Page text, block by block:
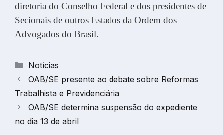
diretoria do Conselho Federal e dos presidentes de
Secionais de outros Estados da Ordem dos
Advogados do Brasil.
Categorias
Notícias
OAB/SE presente ao debate sobre Reformas
Trabalhista e Previdenciária
OAB/SE determina suspensão do expediente
no dia 13 de abril